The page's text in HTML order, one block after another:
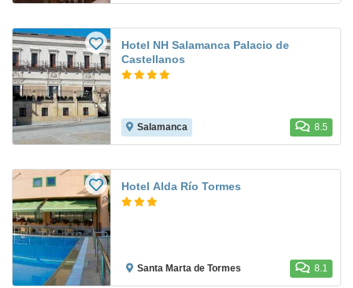
Hotel NH Salamanca Palacio de
Castellanos
Salamanca 8.5
Hotel Alda Río Tormes
Santa Marta de Tormes 8.1